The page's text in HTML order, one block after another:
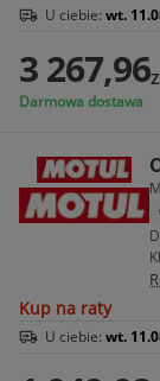
U ciebie: wt.
3 267,96
Darmowa dostawa
Kup na raty
U ciebie: wt.